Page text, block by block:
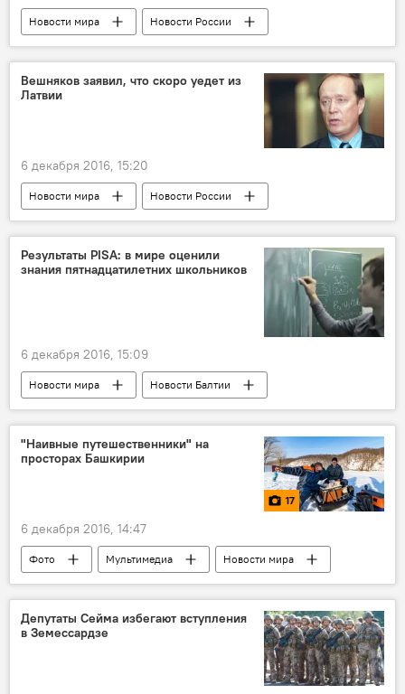
Новости мира
Новости России
Новости Балтии
Россия
Литва
Владимир Путин
Валерий Зорькин
КС РФ
Вешняков заявил, что скоро уедет из
Латвии
6 декабря 2016, 15:20
Новости мира
Новости России
Новости Латвии
Латвия
Россия
Александр Вешняков
Евгений Лукьянов
Результаты PISA: в мире оценили
знания пятнадцатилетних школьников
6 декабря 2016, 15:09
Новости мира
Новости Балтии
Новости Латвии
Латвия
Эстония
Литва
Карлис Шадурскис
PISA
исследование
Латвия в мировых рейтингах
Организация экономического сотрудничества и развития (ОЭСР)
"Наивные путешественники" на
просторах Башкирии
17
6 декабря 2016, 14:47
Фото Мультимедиа
Новости мира
Новости России
Россия
Башкирия
Алексей Стетюха
Робертс Вицупс
Валентин Роженцов
Депутаты Сейма избегают вступления
в Земессардзе